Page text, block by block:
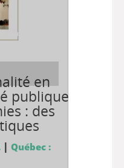
en
publique
: des
| Québec :